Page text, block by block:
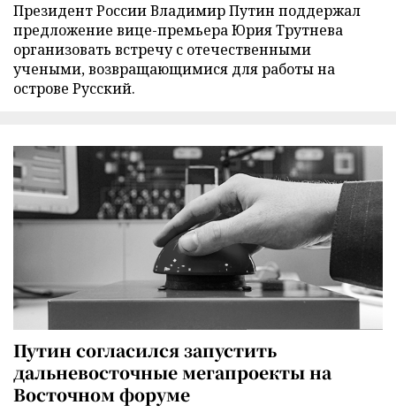
Президент России Владимир Путин поддержал
предложение вице-премьера Юрия Трутнева
организовать встречу с отечественными
учеными, возвращающимися для работы на
острове Русский.
Путин согласился запустить
дальневосточные мегапроекты на
Восточном форуме